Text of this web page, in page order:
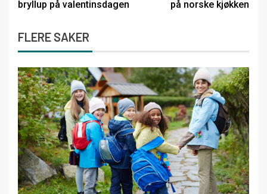
bryllup på valentinsdagen
på norske kjøkken
FLERE SAKER